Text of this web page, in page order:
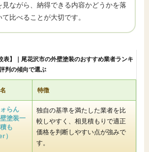
見ながら、納得できる内容かどうかを落
て比べることが大切です。
表】｜尾花沢市の外壁塗装のおすすめ業者ランキ
判の傾向で選ぶ
特徴
らん
壁塗装一
も
）
独自の基準を満たした業者を比
較しやすく、相見積もりで適正
価格を判断しやすい点が強みで
す。